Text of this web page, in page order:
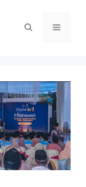
Menu